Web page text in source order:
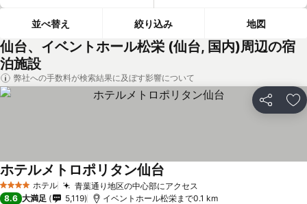
並べ替え 絞り込み 地図
仙台、イベントホール松栄 (仙台, 国内)周辺の宿
泊施設
弊社への手数料が検索結果に及ぼす影響について
シェア お
4 ホテルのランク
ホテル 青葉通り地区の中心部にアクセス
ホテルメトロポリタン仙台
8.6 大満足 5,119 イベントホール松栄まで0.1 km